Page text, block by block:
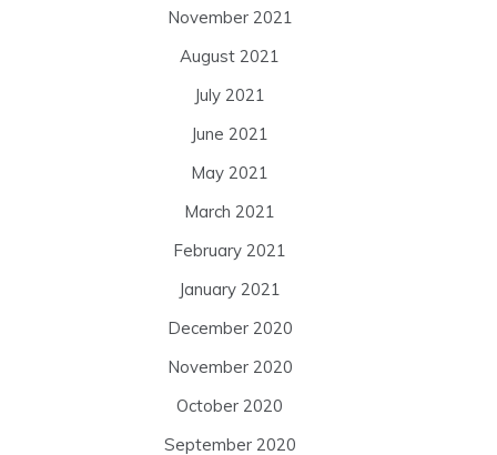
November 2021
August 2021
July 2021
June 2021
May 2021
March 2021
February 2021
January 2021
December 2020
November 2020
October 2020
September 2020